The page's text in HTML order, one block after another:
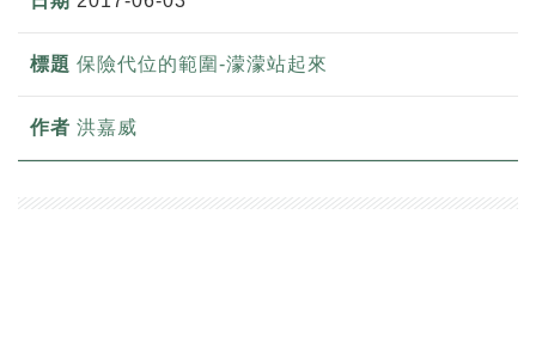
保險代位的範圍-濛濛站起來
洪嘉威